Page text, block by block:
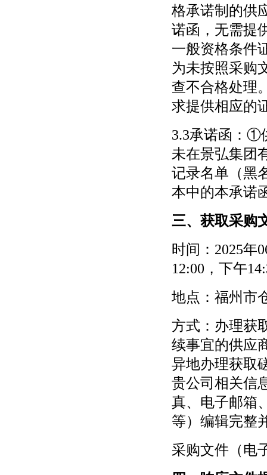
格承诺制的供
诺函，无需提
一般资格条件
为未按照采购
查不合格处理
求提供相应的
3.3承诺函：①
未在景弘集团
记录名单（黑
本中的本承诺
三、获取采购
时间： 2025年
12:00，下午
地点：福州市
方式：办理获
续事宜的供应
异地办理获取
贵公司相关信
真、电子邮箱
等）编辑完整
采购文件（电